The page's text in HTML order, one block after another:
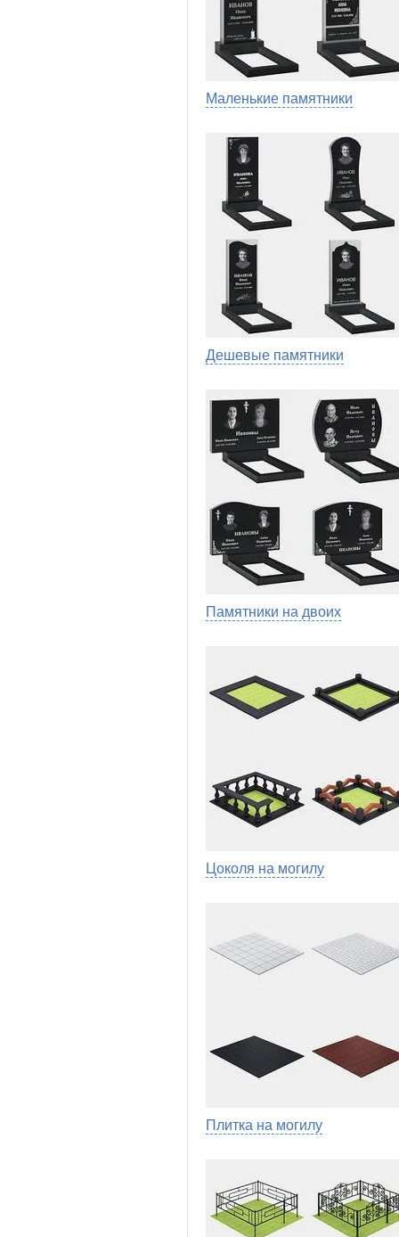
Маленькие памятники
Дешевые памятники
Памятники на двоих
Цоколя на могилу
Плитка на могилу